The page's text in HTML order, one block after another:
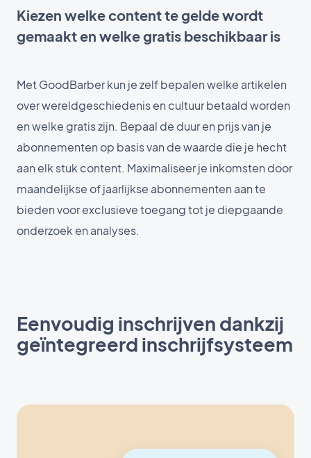
Kiezen welke content te gelde wordt
gemaakt en welke gratis beschikbaar is
Met GoodBarber kun je zelf bepalen welke artikelen
over wereldgeschiedenis en cultuur betaald worden
en welke gratis zijn. Bepaal de duur en prijs van je
abonnementen op basis van de waarde die je hecht
aan elk stuk content. Maximaliseer je inkomsten door
maandelijkse of jaarlijkse abonnementen aan te
bieden voor exclusieve toegang tot je diepgaande
onderzoek en analyses.
Eenvoudig inschrijven dankzij
geïntegreerd inschrijfsysteem